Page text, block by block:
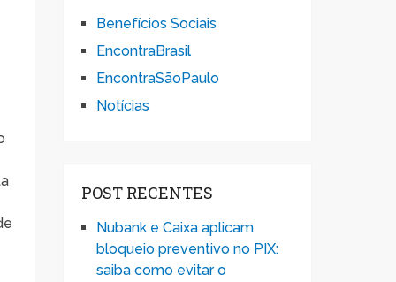
Benefícios Sociais
EncontraBrasil
EncontraSãoPaulo
Notícias
POST RECENTES
Nubank e Caixa aplicam
bloqueio preventivo no PIX:
saiba como evitar o